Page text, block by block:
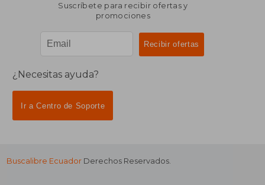
Suscríbete para recibir ofertas y
promociones
¿Necesitas ayuda?
Ir a Centro de Soporte
Buscalibre Ecuador Derechos Reservados.